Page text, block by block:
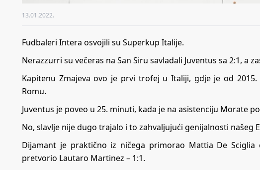
13.01.2022.
Fudbaleri Intera osvojili su Superkup Italije.
Nerazzurri su večeras na San Siru savladali Juventus sa 2:1, a
Kapitenu Zmajeva ovo je prvi trofej u Italiji, gdje je od
Romu.
Juventus je poveo u 25. minuti, kada je na asistenciju Morate
No, slavlje nije dugo trajalo i to zahvaljujući genijalnosti našeg
Dijamant je praktično iz ničega primorao Mattia De
pretvorio Lautaro Martinez – 1:1.